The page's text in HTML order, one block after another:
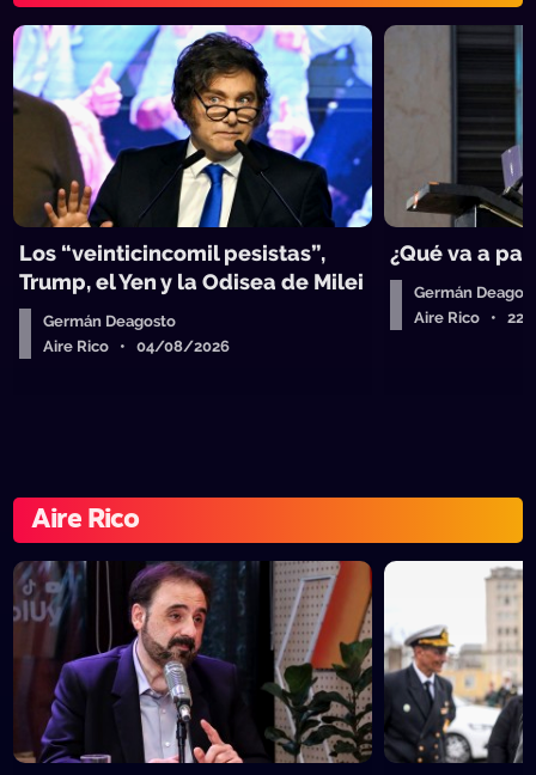
Los “veinticincomil pesistas”,
Trump, el Yen y la Odisea de Milei
Germán Deagosto
Aire Rico • 04/08/2026
¿Qué va a
Germán
Aire Rico •
Aire Rico